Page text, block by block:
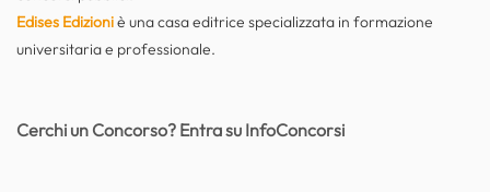
Edises Edizioniè una casa editrice specializzata in formazione
universitaria e professionale.
Cerchi un Concorso? Entra su InfoConcorsi